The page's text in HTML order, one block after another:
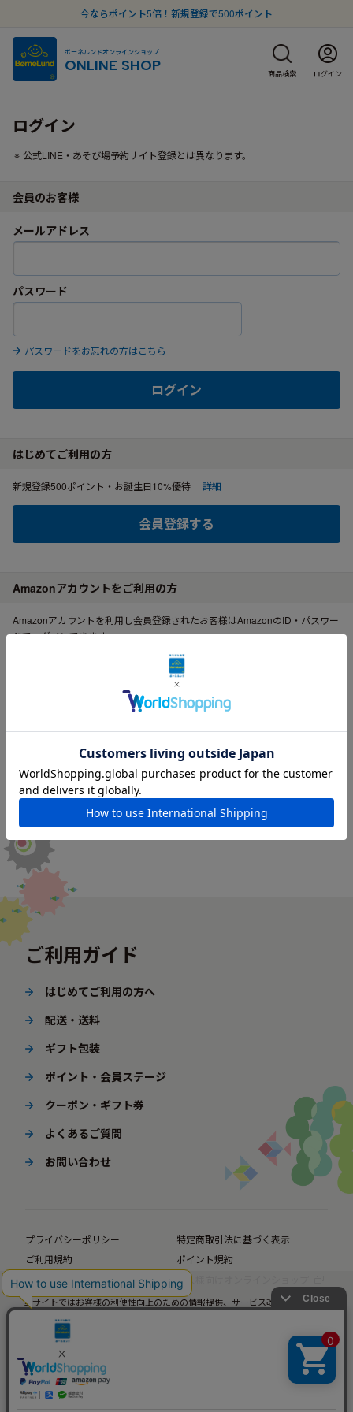
今ならポイント5倍！新規登録で500ポイント
ボーネルンドオンラインショップ
ONLINE SHOP 商品検索 ログイン
ログイン
公式LINE・あそび場予約サイト登録とは異なります。
会員のお客様
メールアドレス
パスワード
パスワードをお忘れの方はこちら
ログイン
はじめてご利用の方
新規登録500ポイント・お誕生日10%優待 詳細
会員登録する
Amazonアカウントをご利用の方
Amazonアカウントを利用し会員登録されたお客様はAmazonのID・パスワー
ドでログインできます。
ご利用ガイド
はじめてご利用の方へ
配送・送料
ギフト包装
ポイント・会員ステージ
クーポン・ギフト券
よくあるご質問
お問い合わせ
プライバシーポリシー
特定商取引法に基づく表示
ご利用規約
ポイント規約
企業サイト
法人様向けオンラインショップ
当サイトではお客様の利便性向上のための情報提供、サービス改善のための分
当サイトの閲覧を継続された場合、Cookieの使用にご同意いただいたものとみ
なします。
詳細については